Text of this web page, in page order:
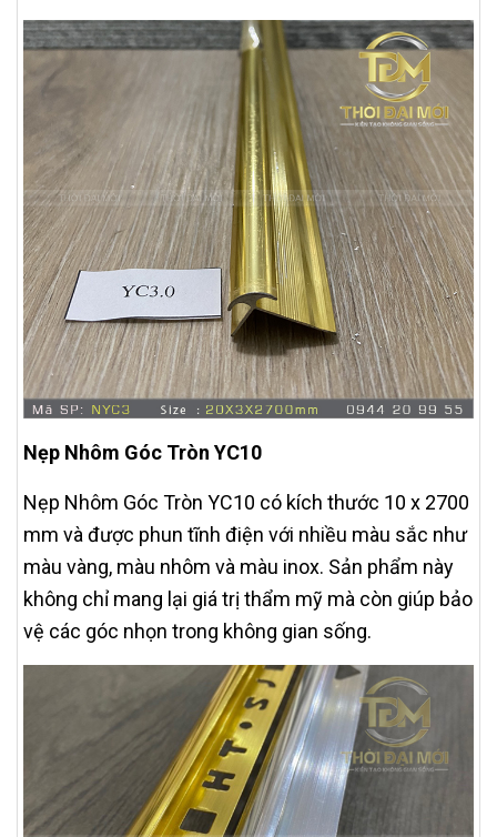
Nẹp Nhôm Góc Tròn YC10
Nẹp Nhôm Góc Tròn YC10 có kích thước 10 x 2700
mm và được phun tĩnh điện với nhiều màu sắc như
màu vàng, màu nhôm và màu inox. Sản phẩm này
không chỉ mang lại giá trị thẩm mỹ mà còn giúp bảo
vệ các góc nhọn trong không gian sống.